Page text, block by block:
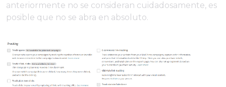
anteriormente no se consideran cuidadosamente, es
posible que no se abra en absoluto.